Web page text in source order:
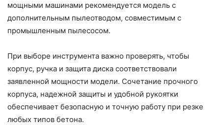
мощными машинами рекомендуется модель с
дополнительным пылеотводом, совместимым с
промышленным пылесосом.
При выборе инструмента важно проверять, чтобы
корпус, ручка и защита диска соответствовали
заявленной мощности модели. Сочетание прочного
корпуса, надежной защиты и удобной рукоятки
обеспечивает безопасную и точную работу при резке
любых типов бетона.